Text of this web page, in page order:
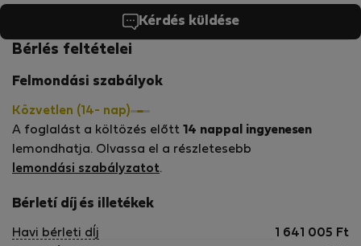
people from all over the world. I love hearing their unique
stories and experiences while sharing the rich culture and
history of this stunning island with them!
Kérdés küldése
Bérlés feltételei
Felmondási szabályok
Közvetlen (14- nap)
A foglalást a költözés előtt 14 nappal ingyenesen
lemondhatja. Olvassa el a részletesebb
lemondási szabályzatot.
Bérletí díj és illetékek
Havi bérleti dÍj 1 641 005 Ft